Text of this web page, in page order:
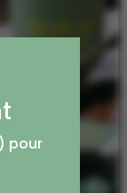
pour